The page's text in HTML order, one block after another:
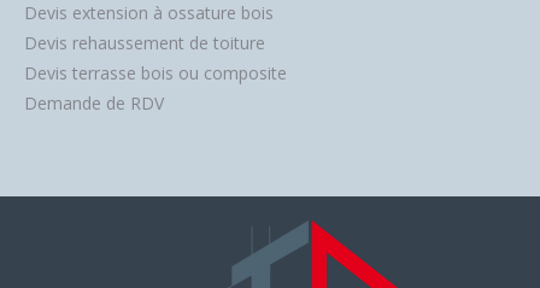
Devis extension à ossature bois
Devis rehaussement de toiture
Devis terrasse bois ou composite
Demande de RDV